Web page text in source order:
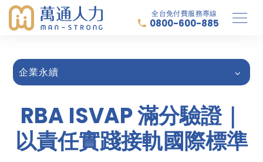
全台免付費服務專線
0800-600-885
企業永續
RBA ISVAP 滿分驗證｜
以責任實踐接軌國際標準